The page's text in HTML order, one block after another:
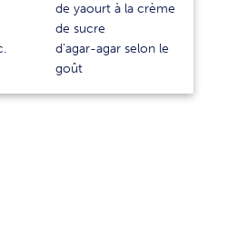
de yaourt à la crème
de sucre
d'agar-agar selon le
goût